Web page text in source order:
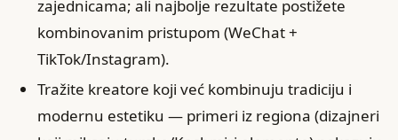
zajednicama; ali najbolje rezultate postižete
kombinovanim pristupom (WeChat +
TikTok/Instagram).
Tražite kreatore koji već kombinuju tradiciju i
modernu estetiku — primeri iz regiona (dizajneri